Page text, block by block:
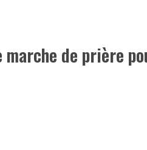
marche de prière